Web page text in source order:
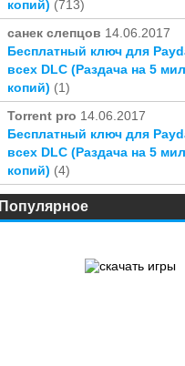
копий) (713)
санек слепцов 14.06.2017
Бесплатный ключ для
всех DLC (Раздача на 5
копий) (1)
Torrent pro 14.06.2017
Бесплатный ключ для
всех DLC (Раздача на 5
копий) (4)
Популярное